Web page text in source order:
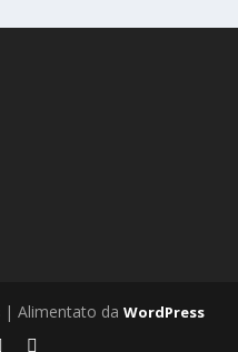
| Alimentato da WordPress